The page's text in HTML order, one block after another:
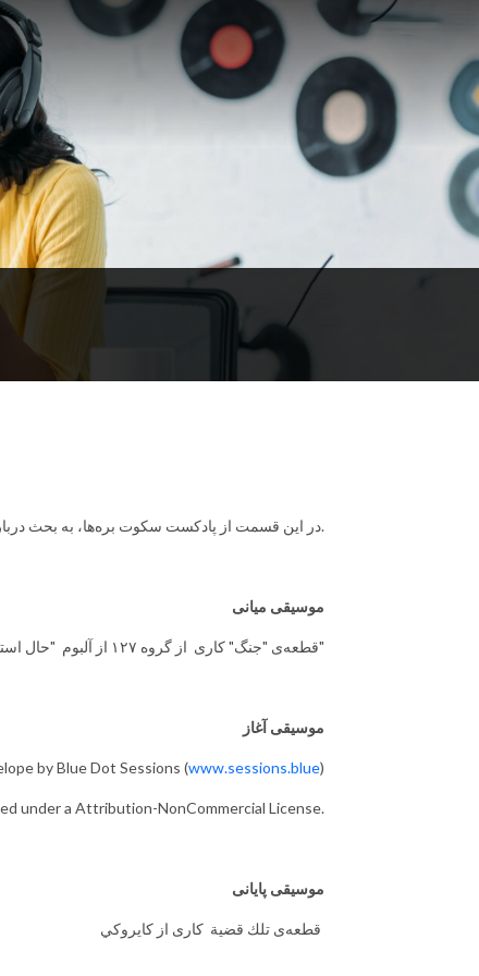
در این قسمت از پادکست سکوت بره‌ها، به بحث درباره‌ی حواشی مناقشه‌ی فلسطین و اسرائیل از نگاه جامعه‌ی ایران میپردازیم.
موسیقی‌ میانی
قطعه‌ی "جنگ" کاری از گروه ۱۲۷ از آلبوم "حال استمراری"
موسیقی آغاز
by Blue Dot Sessions (www.sessions.blue)
under a Attribution-NonCommercial License.
موسیقی پایانی